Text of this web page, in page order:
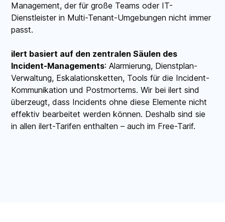
Management, der für große Teams oder IT-
Dienstleister in Multi-Tenant-Umgebungen nicht immer
passt.
ilert basiert auf den zentralen Säulen des
Incident-Managements: Alarmierung, Dienstplan-
Verwaltung, Eskalationsketten, Tools für die Incident-
Kommunikation und Postmortems. Wir bei ilert sind
überzeugt, dass Incidents ohne diese Elemente nicht
effektiv bearbeitet werden können. Deshalb sind sie
in allen ilert-Tarifen enthalten – auch im Free-Tarif.